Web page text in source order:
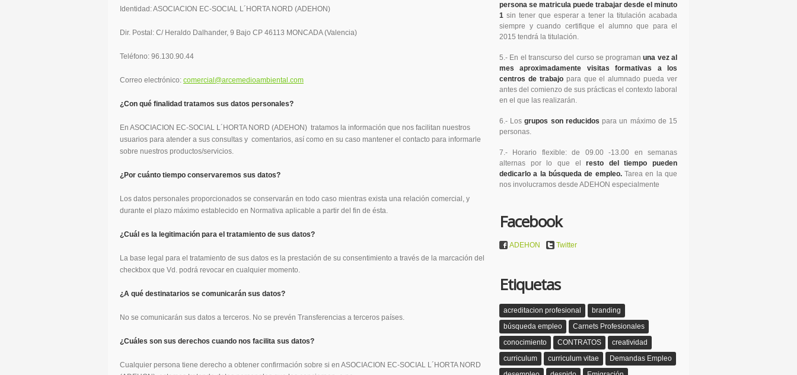
Identidad: ASOCIACION EC-SOCIAL L´HORTA NORD (ADEHON)
Dir. Postal: C/ Heraldo Dalhander, 9 Bajo CP 46113 MONCADA (Valencia)
Teléfono: 96.130.90.44
Correo electrónico: comercial@arcemedioambiental.com
¿Con qué finalidad tratamos sus datos personales?
En ASOCIACION EC-SOCIAL L´HORTA NORD (ADEHON) tratamos la información que nos facilitan nuestros
usuarios para atender a sus consultas y comentarios, así como en su caso mantener el contacto para informarle
sobre nuestros productos/servicios.
¿Por cuánto tiempo conservaremos sus datos?
Los datos personales proporcionados se conservarán en todo caso mientras exista una relación comercial, y
durante el plazo máximo establecido en Normativa aplicable a partir del fin de ésta.
¿Cuál es la legitimación para el tratamiento de sus datos?
La base legal para el tratamiento de sus datos es la prestación de su consentimiento a través de la marcación del
checkbox que Vd. podrá revocar en cualquier momento.
¿A qué destinatarios se comunicarán sus datos?
No se comunicarán sus datos a terceros. No se prevén Transferencias a terceros países.
¿Cuáles son sus derechos cuando nos facilita sus datos?
Cualquier persona tiene derecho a obtener confirmación sobre si en ASOCIACION EC-SOCIAL L´HORTA NORD
persona se matricula puede trabajar desde el minuto
1 sin tener que esperar a tener la titulación acabada
siempre y cuando certifique el alumno que para el
2015 tendrá la titulación.
5.- En el transcurso del curso se programanuna vez al
mes aproximadamente visitas formativas a los
centros de trabajopara que el alumnado pueda ver
antes del comienzo de sus prácticas el contexto laboral
en el que las realizarán.
6.- Losgrupos son reducidos para un máximo de 15
personas.
7.- Horario flexible: de 09.00 -13.00 en semanas
alternas por lo que elresto del tiempo pueden
dedicarlo a la búsqueda de empleo.Tarea en la que
nos involucramos desde ADEHON especialmente
Facebook
ADEHON Twitter
Etiquetas
acreditacion profesional
branding
búsqueda empleo
Carnets Profesionales
conocimiento
CONTRATOS
creatividad
curriculum
curriculum vitae
Demandas Empleo